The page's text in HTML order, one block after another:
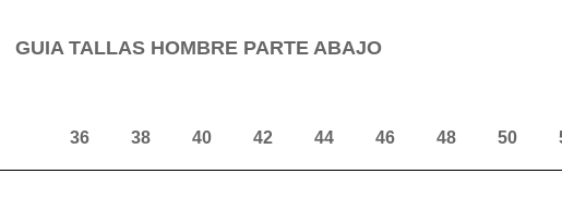
GUIA TALLAS HOMBRE PARTE ABAJO
36 38 40 42 44 46 48 50